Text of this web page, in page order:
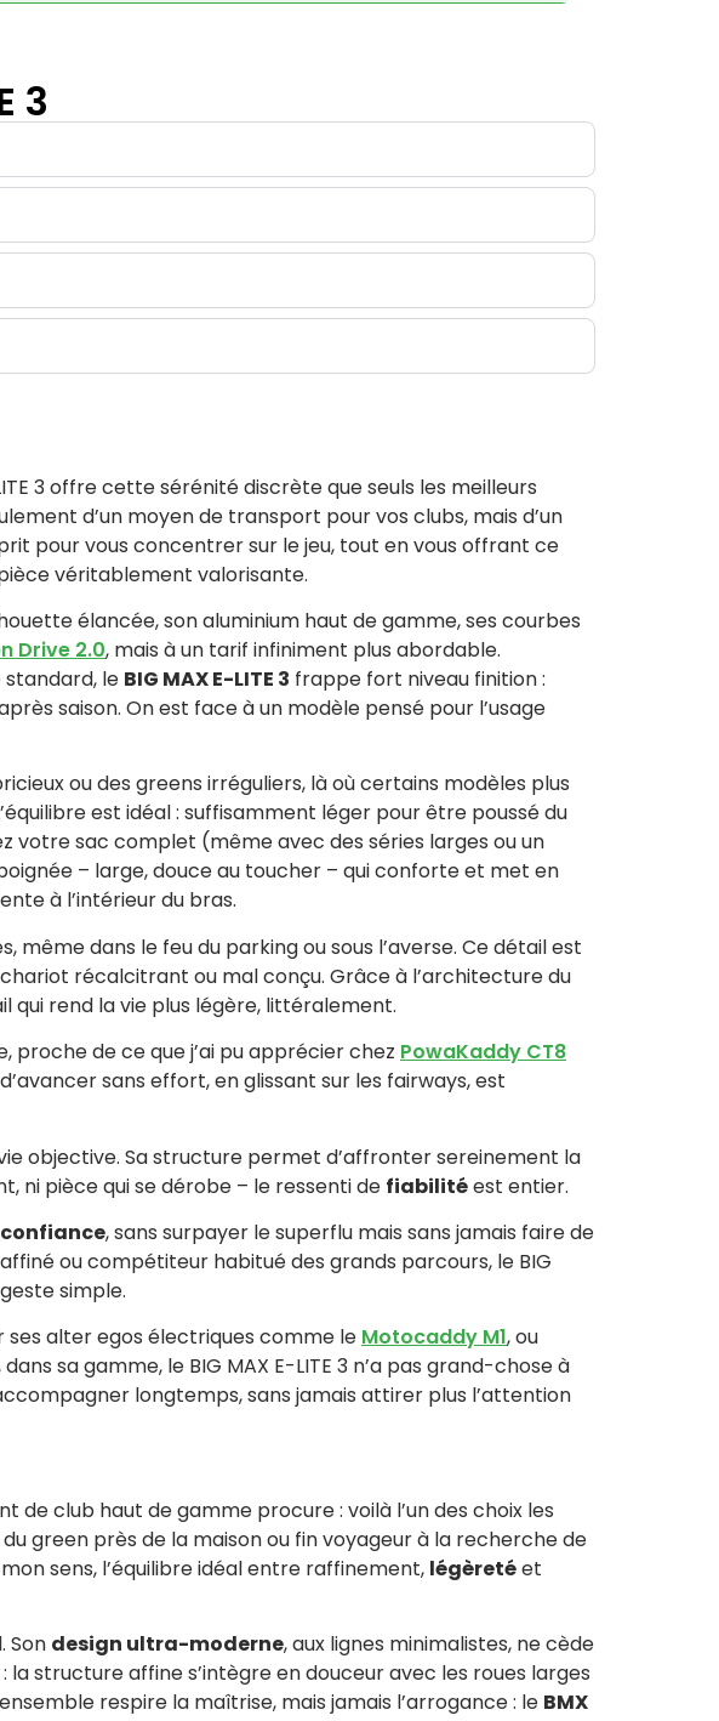
3
3 offre cette sérénité discrète que seuls les meilleurs
d’un moyen de transport pour vos clubs, mais d’un
pour vous concentrer sur le jeu, tout en vous offrant ce
véritablement valorisante.
élancée, son aluminium haut de gamme, ses courbes
Drive 2.0, mais à un tarif infiniment plus abordable.
le BIG MAX E-LITE 3 frappe fort niveau finition :
saison. On est face à un modèle pensé pour l’usage
ou des greens irréguliers, là où certains modèles plus
est idéal : suffisamment léger pour être poussé du
votre sac complet (même avec des séries larges ou un
– large, douce au toucher – qui conforte et met en
à l’intérieur du bras.
dans le feu du parking ou sous l’averse. Ce détail est
récalcitrant ou mal conçu. Grâce à l’architecture du
qui rend la vie plus légère, littéralement.
de ce que j’ai pu apprécier chez PowaKaddy CT8
sans effort, en glissant sur les fairways, est
objective. Sa structure permet d’affronter sereinement la
ni pièce qui se dérobe – le ressenti de fiabilitéest entier.
, sans surpayer le superflu mais sans jamais faire de
ou compétiteur habitué des grands parcours, le BIG
simple.
ses alter egos électriques comme le Motocaddy M1, ou
dans sa gamme, le BIG MAX E-LITE 3 n’a pas grand-chose à
longtemps, sans jamais attirer plus l’attention
club haut de gamme procure : voilà l’un des choix les
green près de la maison ou fin voyageur à la recherche de
sens, l’équilibre idéal entre raffinement, légèretéet
Son design ultra-moderne, aux lignes minimalistes, ne cède
structure affine s’intègre en douceur avec les roues larges
respire la maîtrise, mais jamais l’arrogance : le BMX